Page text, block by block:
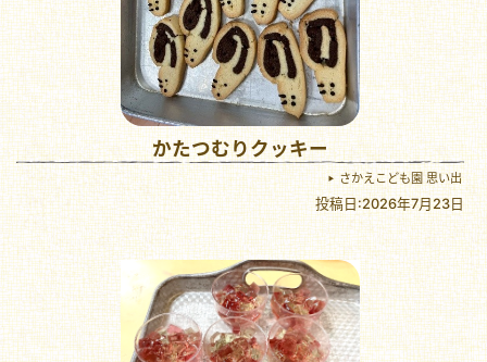
かたつむりクッキー
さかえこども園 思い出
投稿日:2026年7月23日